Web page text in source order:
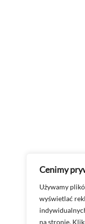
Cenimy
Używamy
wyświetlać
na stronie.